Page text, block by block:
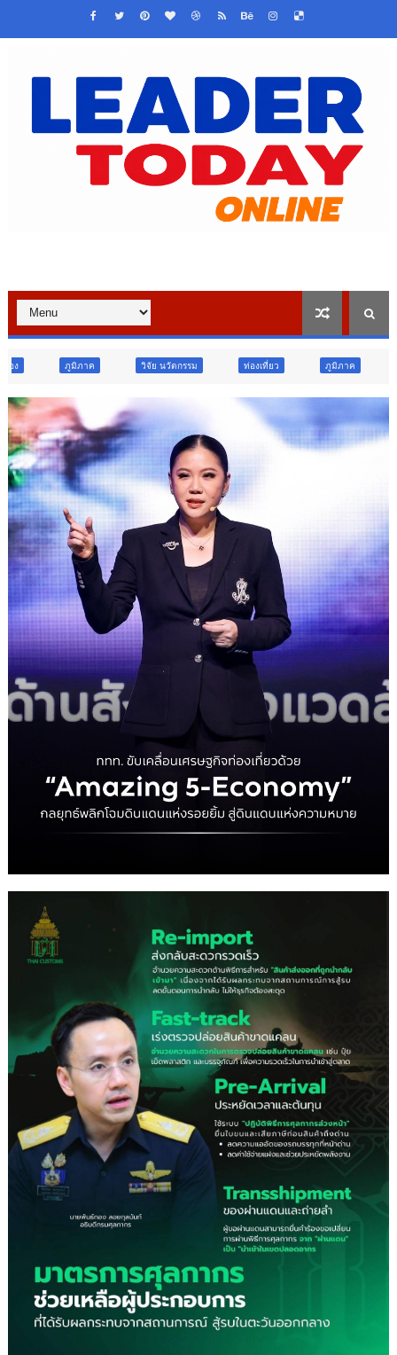
วิจัย นวัตกรรม ท่องเที่ยว ภูมิภาค